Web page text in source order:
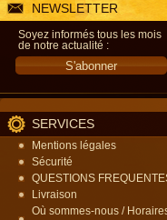
NEWSLETTER
Soyez informés tous les mois
de notre actualité :
SERVICES
Mentions légales
Sécurité
QUESTIONS
Livraison
Où sommes-nous /